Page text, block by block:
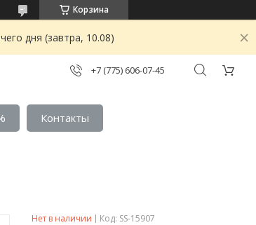
Корзина
дня (завтра, 10.08)
+7 (775) 606-07-45
Контакты
Нет в наличии Код: SS-15907